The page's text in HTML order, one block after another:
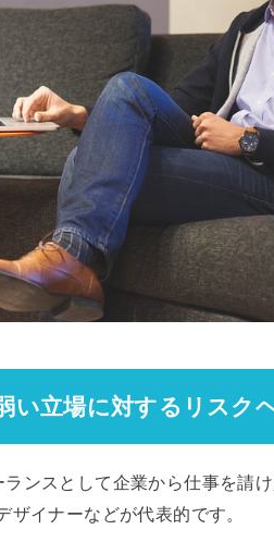
い立場に対するリスク
ンスとして企業から仕事を請
ザイナーなどが代表的です。